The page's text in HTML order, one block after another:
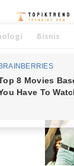
Bisnis